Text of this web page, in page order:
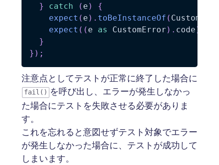
}
catch ( e )
{
expect ( e ) . toBeInstanceOf (
expect ( ( e as CustomError ) . code )
}
} ) ;
注意点としてテストが正常に終了した場合に
fail() を呼び出し、エラーが発生しなかっ
た場合にテストを失敗させる必要がありま
す。
これを忘れると意図せずテスト対象でエラー
が発生しなかった場合に、テストが成功して
しまいます。